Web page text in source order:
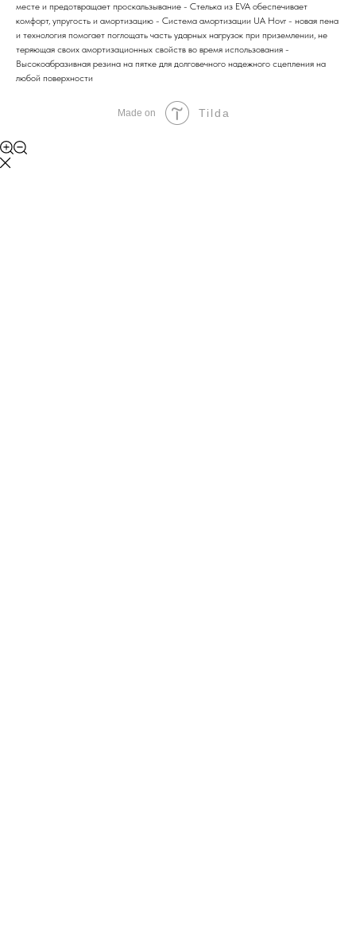
месте и предотвращает проскальзывание - Стелька из EVA обеспечивает
комфорт, упругость и амортизацию - Система амортизации UA Hovr - новая пена
и технология помогает поглощать часть ударных нагрузок при приземлении, не
теряющая своих амортизационных свойств во время использования -
Высокоабразивная резина на пятке для долговечного надежного сцепления на
любой поверхности
Made on Tilda